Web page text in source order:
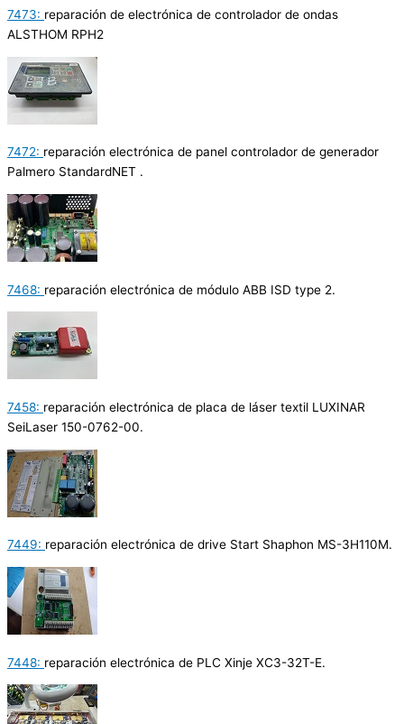
7473: reparación de electrónica de controlador de ondas
ALSTHOM RPH2
7472: reparación electrónica de panel controlador de generador
Palmero StandardNET .
7468: reparación electrónica de módulo ABB ISD type 2.
7458: reparación electrónica de placa de láser textil LUXINAR
SeiLaser 150-0762-00.
7449: reparación electrónica de drive Start Shaphon MS-3H110M.
7448: reparación electrónica de PLC Xinje XC3-32T-E.